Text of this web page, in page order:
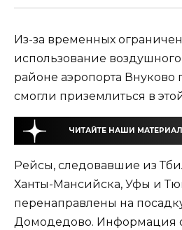
Из-за временных
использование воздушного
районе аэропорта Внуково
смогли приземлиться в
ЧИТАЙТЕ НАШИ
Рейсы, следовавшие из
Ханты-Мансийска, Уфы и
перенаправлены на
Домодедово. Информация